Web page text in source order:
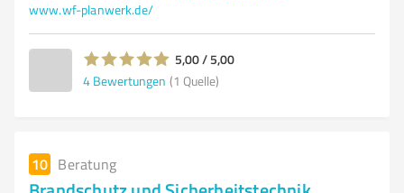
www.wf-planwerk.de/
5,00 / 5,00
4 Bewertungen (1 Quelle)
10 Beratung